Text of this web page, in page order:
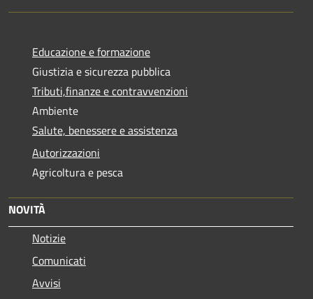
Educazione e formazione
Giustizia e sicurezza pubblica
Tributi,finanze e contravvenzioni
Ambiente
Salute, benessere e assistenza
Autorizzazioni
Agricoltura e pesca
NOVITÀ
Notizie
Comunicati
Avvisi